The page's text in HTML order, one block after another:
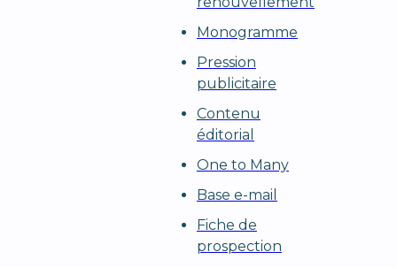
Monogramme
Pression
publicitaire
Contenu
éditorial
One to Many
Base e-mail
Fiche de
prospection